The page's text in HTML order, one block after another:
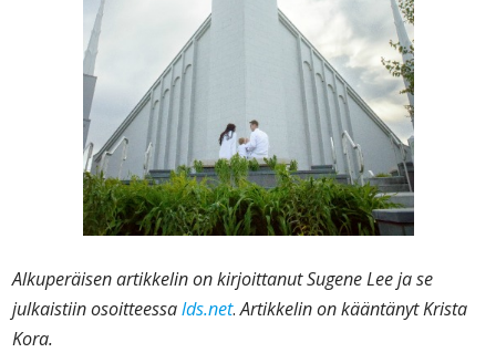
Alkuperäisen artikkelin on kirjoittanut Sugene Lee ja se
julkaistiin osoitteessalds.net.Artikkelin on kääntänyt Krista
Kora.